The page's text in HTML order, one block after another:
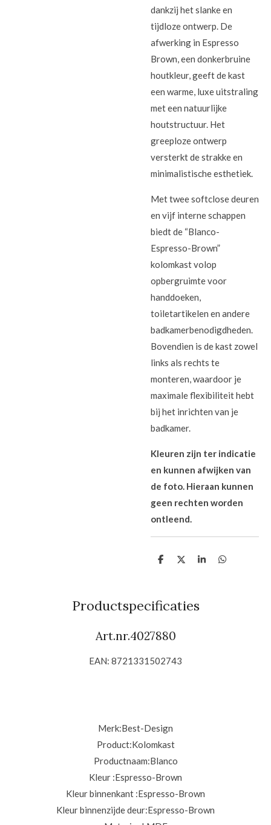
dankzij het slanke en
tijdloze ontwerp. De
afwerking in Espresso
Brown, een donkerbruine
houtkleur, geeft de kast
een warme, luxe uitstraling
met een natuurlijke
houtstructuur. Het
greeploze ontwerp
versterkt de strakke en
minimalistische esthetiek.
Met twee softclose deuren
en vijf interne schappen
biedt de “Blanco-
Espresso-Brown”
kolomkast volop
opbergruimte voor
handdoeken,
toiletartikelen en andere
badkamerbenodigdheden.
Bovendien is de kast zowel
links als rechts te
monteren, waardoor je
maximale flexibiliteit hebt
bij het inrichten van je
badkamer.
Kleuren zijn ter indicatie
en kunnen afwijken van
de foto. Hieraan kunnen
geen rechten worden
ontleend.
D
n
D
S
D
Productspecificaties
Art.nr.4027880
EAN: 8721331502743
Merk:Best-Design
Product:Kolomkast
Productnaam:Blanco
Kleur :Espresso-Brown
Kleur binnenkant :Espresso-Brown
Kleur binnenzijde deur:Espresso-Brown